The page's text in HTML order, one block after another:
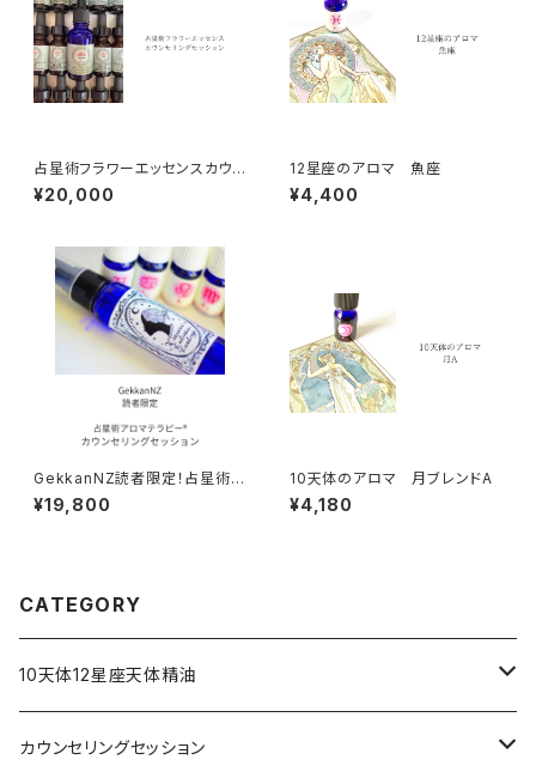
占星術フラワーエッセンスカウン
セリングセッション（国内発送の
み対応）
¥20,000
12星座のアロマ 魚座
¥4,400
GekkanNZ読者限定！占星術ア
ロマテラピー®︎カウンセリングセ
ッション
¥19,800
10天体のアロマ 月ブレンドA
¥4,180
CATEGORY
10天体12星座天体精油
占星術アロマミスト
カウンセリングセッション